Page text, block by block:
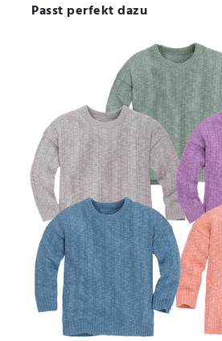
Passt perfekt dazu